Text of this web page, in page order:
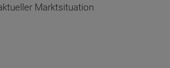
Marktsituation